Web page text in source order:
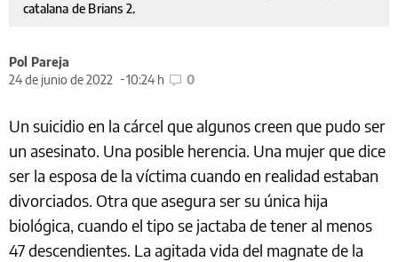
catalana de Brians 2.
Pol Pareja
24 de junio de 2022
10:24 h 0
Un suicidio en la cárcel que algunos creen que pudo ser
un asesinato. Una posible herencia. Una mujer que dice
ser la esposa de la víctima cuando en realidad estaban
divorciados. Otra que asegura ser su única hija
biológica, cuando el tipo se jactaba de tener al menos
47 descendientes. La agitada vida del magnate de la